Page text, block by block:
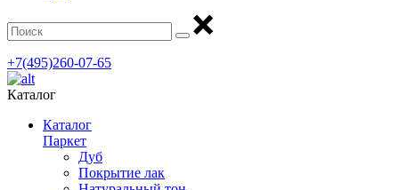
+7(495)260-07-65
Каталог
Каталог
Паркет
Дуб
Покрытие лак